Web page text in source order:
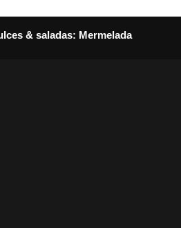
& saladas: Mermelada